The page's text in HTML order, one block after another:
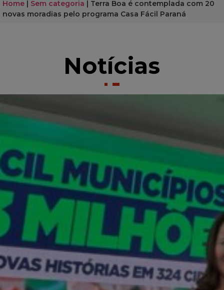
Home | Sem categoria | Terra Boa é contemplada com 20
novas moradias pelo programa Casa Fácil Paraná
Notícias